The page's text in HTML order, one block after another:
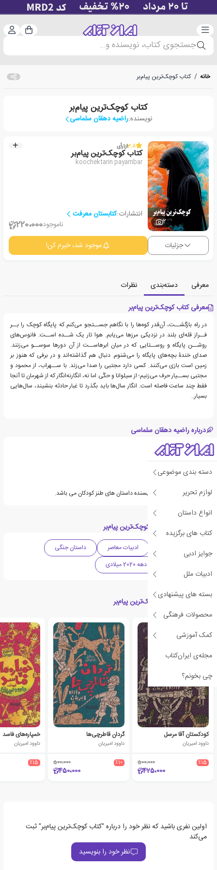
دسته‌بندی سبد
جستجوی کتاب، نویسنده و...
دسته بندی موضوعی
لوازم تحریر
انواع داستان
کتاب های برگزیده
جوایز ادبی
ادبیات ملل
بسته های پیشنهادی
محصولات فرهنگی
کمک آموزشی
مجله‌ی ایران‌کتاب
چی بخونم؟
خانه / کتاب کوچک‌ترین پیام‌بر
کتاب کوچک‌ترین پیام‌بر
نویسنده:راضیه دهقان سلماسی
2
3.8از1رأی
کتاب کوچک‌ترین پیام‌بر
koochektarin payambar
انتشارات:کتابستان معرفت
ناموجود220،000
جزئیات موجود شد، خبرم کن!
معرفی دسته‌بندی
نظرات
معرفی کتاب کوچک‌ترین پیام‌بر
در راه بازگشــت، آن‌قدر کوه‌ها را با نگاهم جســتجو می‌کنم که پایگاه کوچک را بــر
فــراز قله‌ای بلند در نزدیکی مرزها می‌یابم. هوا تار یک شــده اســت. فانوس‌های
روشــن پایگاه و روســتایی که در میان ابرهاســت از آن دورها سوســو می‌زنند.
صدای خندۀ بچه‌های پایگاه را می‌شنوم. دنبال هم گذاشته‌اند و در برفی که هنوز بر
زمین است بازی می‌کنند. کسی دارد مجتبی را صدا می‌زند. با ســهراب، از محمود و
مجتبی بســیار حرف می‌زنیم؛ از سیلوانا و حکّی اما نه، انگارنه‌انگار که از شهرمان تا آنجا
فقط چند ساعت فاصله است. انگار سال‌ها باید بگذرد تا غبار حادثه بنشیند، سال‌هایی
بسیار..
درباره راضیه دهقان سلماسی
راضیه دهقان سلماسی نویسنده داستان های طنز کودکان می باشد.
دسته بندی های کتاب کوچک‌ترین پیام‌بر
ادبیات معاصر
داستان جنگی
دهه 2020 میلادی
کتاب های مرتبط با کوچک‌ترین پیام‌بر
کودکستان آقا مرسل
داوود امیریان
٪15 500،000
425،000
گردان قاطرچی‌ها
داوود امیریان
٪10 500،000
450،000
خمپاره‌های فاسد
داوود امیریان
٪15
اولین نفری باشید که نظر خود را درباره "کتاب کوچک‌ترین پیام‌بر" ثبت
می‌کند
نظر خود را بنویسید